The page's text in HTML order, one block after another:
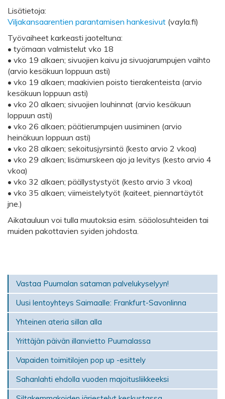
Lisätietoja:
Viljakansaarentien parantamisen hankesivut (vayla.fi)
Työvaiheet karkeasti jaoteltuna:
• työmaan valmistelut vko 18
• vko 19 alkaen; sivuojien kaivu ja sivuojarumpujen vaihto
(arvio kesäkuun loppuun asti)
• vko 19 alkaen; maakivien poisto tierakenteista (arvio
kesäkuun loppuun asti)
• vko 20 alkaen; sivuojien louhinnat (arvio kesäkuun
loppuun asti)
• vko 26 alkaen; päätierumpujen uusiminen (arvio
heinäkuun loppuun asti)
• vko 28 alkaen; sekoitusjyrsintä (kesto arvio 2 vkoa)
• vko 29 alkaen; lisämurskeen ajo ja levitys (kesto arvio 4
vkoa)
• vko 32 alkaen; päällystystyöt (kesto arvio 3 vkoa)
• vko 35 alkaen; viimeistelytyöt (kaiteet, piennartäytöt
jne.)
Aikatauluun voi tulla muutoksia esim. sääolosuhteiden tai
muiden pakottavien syiden johdosta.
Vastaa Puumalan sataman palvelukyselyyn!
Uusi lentoyhteys Saimaalle: Frankfurt-Savonlinna
Yhteinen ateria sillan alla
Yrittäjän päivän illanvietto Puumalassa
Vapaiden toimitilojen pop up -esittely
Sahanlahti ehdolla vuoden majoitusliikkeeksi